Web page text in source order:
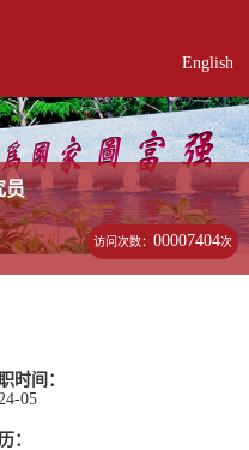
English
员
访问次数：00007404次
时间：
05
：